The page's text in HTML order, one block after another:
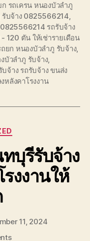
ก รถเครน หนองบัวลำภู
รับจ้าง 0825566214,
รถรับจ้าง
120 ตัน ให้เช่ารายเดือน
ถยก หนองบัวลำภู รับจ้าง,
บัวลำภู รับจ้าง,
จ้าง รถรับจ้าง ขนส่ง
หลังคาโรงงาน
บุรีรับจ้าง
งงานให้
11, 2024
on